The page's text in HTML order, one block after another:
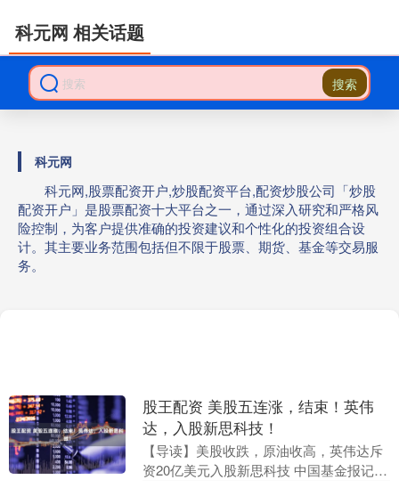
搜索
科元网
科元网,股票配资开户,炒股配资平台,配资炒股公司「炒股
配资开户」是股票配资十大平台之一，通过深入研究和严格风
险控制，为客户提供准确的投资建议和个性化的投资组合设
计。其主要业务范围包括但不限于股票、期货、基金等交易服
务。
科元网 相关话题
股王配资 美股五连涨，结束！英伟
达，入股新思科技！
【导读】美股收跌，原油收高，英伟达斥
资20亿美元入股新思科技 中国基金报记者